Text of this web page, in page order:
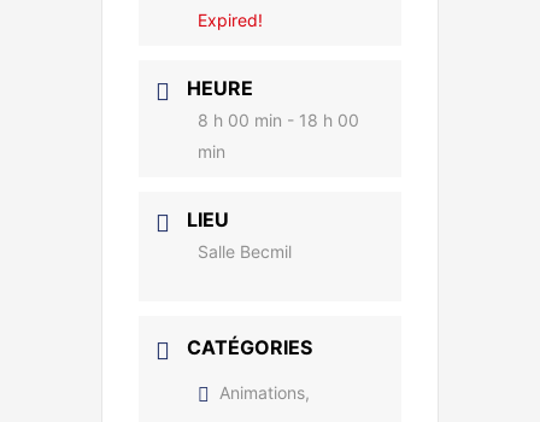
Expired!
HEURE
8 h 00 min - 18 h 00
min
LIEU
Salle Becmil
CATÉGORIES
Animations,